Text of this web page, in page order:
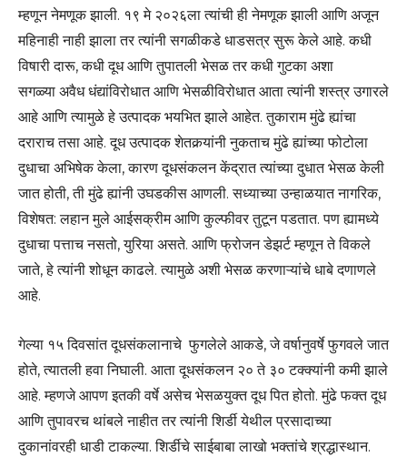
म्हणून नेमणूक झाली. १९ मे २०२६ला त्यांची ही नेमणूक झाली आणि अजून
महिनाही नाही झाला तर त्यांनी सगळीकडे धाडसत्र सुरू केले आहे. कधी
विषारी दारू, कधी दूध आणि तुपातली भेसळ तर कधी गुटका अशा
सगळ्या अवैध धंद्यांविरोधात आणि भेसळीविरोधात आता त्यांनी शस्त्र उगारले
आहे आणि त्यामुळे हे उत्पादक भयभित झाले आहेत. तुकाराम मुंढे ह्यांचा
दराराच तसा आहे. दूध उत्पादक शेतकर्‍यांनी नुकताच मुंढे ह्यांच्या फोटोला
दुधाचा अभिषेक केला, कारण दूधसंकलन केंद्रात त्यांच्या दुधात भेसळ केली
जात होती, ती मुंढे ह्यांनी उघडकीस आणली. सध्याच्या उन्हाळयात नागरिक,
विशेषत: लहान मुले आईसक्रीम आणि कुल्फीवर तुटून पडतात. पण ह्यामध्ये
दुधाचा पत्ताच नसतो, युरिया असते. आणि फ्रोजन डेझर्ट म्हणून ते विकले
जाते, हे त्यांनी शोधून काढले. त्यामुळे अशी भेसळ करणाऱ्यांचे धाबे दणाणले
आहे.
गेल्या १५ दिवसांत दूधसंकलानाचे फुगलेले आकडे, जे वर्षानुवर्षे फुगवले जात
होते, त्यातली हवा निघाली. आता दूधसंकलन २० ते ३० टक्क्यांनी कमी झाले
आहे. म्हणजे आपण इतकी वर्षे असेच भेसळयुक्त दूध पित होतो. मुंढे फक्त दूध
आणि तुपावरच थांबले नाहीत तर त्यांनी शिर्डी येथील प्रसादाच्या
दुकानांवरही धाडी टाकल्या. शिर्डीचे साईबाबा लाखो भक्तांचे श्रद्धास्थान.